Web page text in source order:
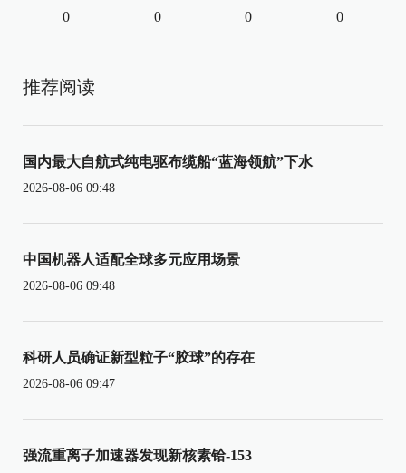
0 0 0 0
推荐阅读
国内最大自航式纯电驱布缆船“蓝海领航”下水
2026-08-06 09:48
中国机器人适配全球多元应用场景
2026-08-06 09:48
科研人员确证新型粒子“胶球”的存在
2026-08-06 09:47
强流重离子加速器发现新核素铪-153